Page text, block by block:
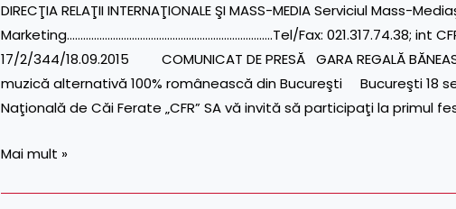
DIRECŢIA RELAŢII INTERNAŢIONALE ŞI MASS-MEDIA Serviciul Mass-
Marketing………………………………………………………………….Tel/Fax: 021.317.74.38; int
17/2/344/18.09.2015 COMUNICAT DE PRESĂ GARA REGALĂ
muzică alternativă 100% românească din Bucureşti Bucureşti 18
Naţională de Căi Ferate „CFR” SA vă invită să participaţi la primul
18.09.2015
Mai mult »